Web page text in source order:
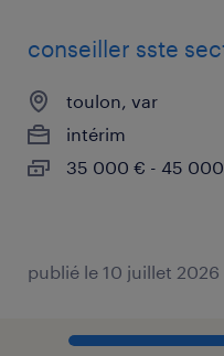
conseiller sste
toulon, var
intérim
35 000 € - 45
publié le 10 juillet 2026